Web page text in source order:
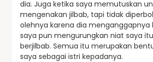
dia. Juga ketika saya memutuskan
mengenakan jilbab, tapi tidak
olehnya karena dia menganggapnya
saya pun mengurungkan niat saya
berjilbab. Semua itu merupakan
saya sebagai istri kepadanya.